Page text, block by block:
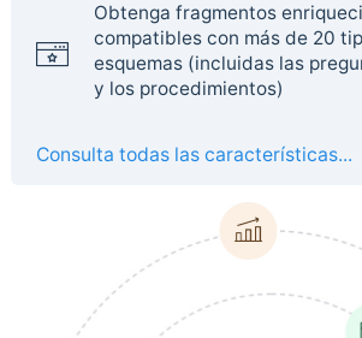
Obtenga fragmentos
compatibles con más de 20
esquemas (incluidas las
y los procedimientos)
Consulta todas las características...